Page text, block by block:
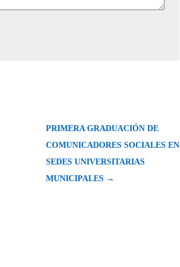
PRIMERA GRADUACIÓN DE
COMUNICADORES SOCIALES EN
SEDES UNIVERSITARIAS
MUNICIPALES →